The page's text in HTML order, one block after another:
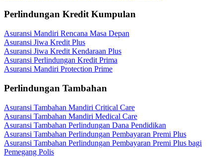
Perlindungan Kredit Kumpulan
Asuransi Mandiri Rencana Masa Depan
Asuransi Jiwa Kredit Plus
Asuransi Jiwa Kredit Kendaraan Plus
Asuransi Perlindungan Kredit Prima
Asuransi Mandiri Protection Prime
Perlindungan Tambahan
Asuransi Tambahan Mandiri Critical Care
Asuransi Tambahan Mandiri Medical Care
Asuransi Tambahan Perlindungan Dana Pendidikan
Asuransi Tambahan Perlindungan Pembayaran Premi Plus
Asuransi Tambahan Perlindungan Pembayaran Premi Plus bagi
Pemegang Polis